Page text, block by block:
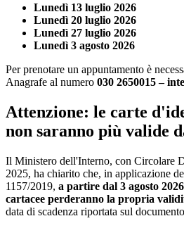
Lunedì 13 luglio 2026
Lunedì 20 luglio 2026
Lunedì 27 luglio 2026
Lunedì 3 agosto 2026
Per prenotare un appuntamento è
Anagrafe al numero 030 2650015 –
Attenzione: le carte
non saranno più valide
Il Ministero dell'Interno, con Circolare
2025, ha chiarito che, in applicazione
1157/2019, a partire dal 3 agosto
cartacee perderanno la propria
data di scadenza riportata sul